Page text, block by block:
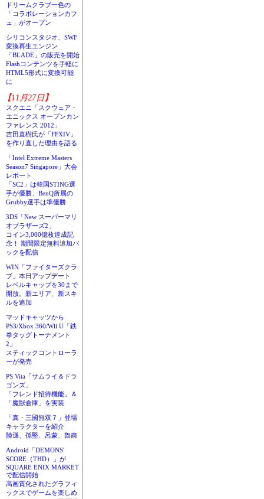
ドリームクラブ一色の
「コラボレーションカフ
ェ」がオープン
シリコンスタジオ、SWF
変換再生エンジン
「BLADE」の販売を開始
Flashコンテンツを手軽に
HTML5形式に変換可能
に
【11月27日】
スクエニ「スクウェア・
エニックス オープンカン
ファレンス 2012」
吉田直樹氏が「FFXIV」
を作り直した理由を語る
「Intel Extreme Masters
Season7 Singapore」大会
レポート
「SC2」は韓国STING選
手が優勝、BenQ所属の
Grubby選手は準優勝
3DS「New スーパーマリ
オブラザーズ2」
コイン3,000億枚達成記
念！ 期間限定無料追加パ
ックを配信
WIN「ファイターズクラ
ブ」本日アップデート
レベルキャップを30まで
開放。新エリア、新スキ
ルを追加
マッドキャッツから
PS3/Xbox 360/Wii U「鉄
拳タッグトーナメント
2」
スティックコントローラ
ーが発売
PS Vita「サムライ＆ドラ
ゴンズ」
「フレンド招待機能」＆
「魔獣倉庫」を実装
「真・三國無双７」登場
キャラクターを紹介
陸遜、孫堅、呂蒙、魯粛
Android「DEMONS'
SCORE（THD）」が
SQUARE ENIX MARKET
で配信開始
高画質化されたグラフィ
ックスでゲームを楽しめ